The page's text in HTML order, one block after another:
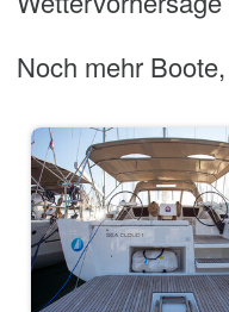
Noch mehr